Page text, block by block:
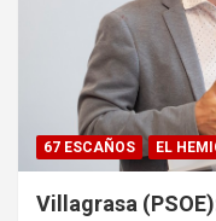
67 ESCAÑOS EL
Villagrasa